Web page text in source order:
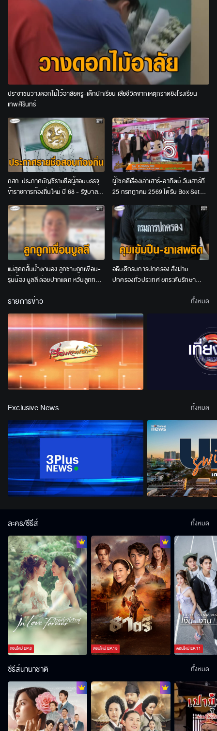
ประชาชนวางดอกไม้ไว้อาลัยครู-เด็กนักเรียน เสียชีวิตจากเหตุกราดยิงโรงเรียน
เทพศิรินทร์
กสถ. ประกาศบัญชีรายชื่อผู้สอบบรรจุ
ข้าราชการท้องถิ่นใหม่ ปี 68 - รัฐบาล
ยันเดินหน้าสาวถึงผู้ร่วมขบวนการ
ผู้โชคดีเรื่องเล่าเสาร์-อาทิตย์ วันเสาร์ที่
25 กรกฎาคม 2569 ได้รับ Box Set
จาก Mitsubishi
แม่สุดกลั้นน้ำตานอง ลูกชายถูกเพื่อน-
รุ่นน้อง บูลลี ต่อยปากแตก หวั่นลูกทน
อธิบดีกรมการปกครอง สั่งฝ่าย
ปกครองทั่วประเทศ ยกระดับรักษา
รายการข่าว ทั้งหมด
Exclusive News ทั้งหมด
ละคร/ซีรีส์
ตอนใหม่EP.8 ตอนใหม่EP.18 ตอนใหม่EP.11
ทั้งหมด
ซีรีส์นานาชาติ ทั้งหมด